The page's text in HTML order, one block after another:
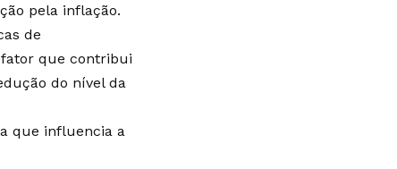
pela inflação.
de
que contribui
do nível da
que influencia a